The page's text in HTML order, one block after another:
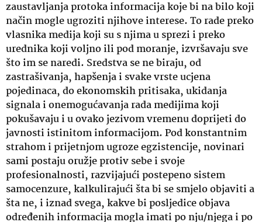
zaustavljanja protoka informacija koje bi na bilo koji
način mogle ugroziti njihove interese. To rade preko
vlasnika medija koji su s njima u sprezi i preko
urednika koji voljno ili pod moranje, izvršavaju sve
što im se naredi. Sredstva se ne biraju, od
zastrašivanja, hapšenja i svake vrste ucjena
pojedinaca, do ekonomskih pritisaka, ukidanja
signala i onemogućavanja rada medijima koji
pokušavaju i u ovako jezivom vremenu doprijeti do
javnosti istinitom informacijom. Pod konstantnim
strahom i prijetnjom ugroze egzistencije, novinari
sami postaju oružje protiv sebe i svoje
profesionalnosti, razvijajući postepeno sistem
samocenzure, kalkulirajući šta bi se smjelo objaviti a
šta ne, i iznad svega, kakve bi posljedice objava
određenih informacija mogla imati po nju/njega i po